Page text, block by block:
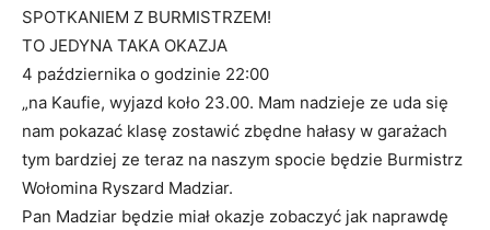
SPOTKANIEM Z BURMISTRZEM!
TO JEDYNA TAKA OKAZJA
4 października o godzinie 22:00
„na Kaufie, wyjazd koło 23.00. Mam nadzieje ze uda się
nam pokazać klasę zostawić zbędne hałasy w garażach
tym bardziej ze teraz na naszym spocie będzie Burmistrz
Wołomina Ryszard Madziar.
Pan Madziar będzie miał okazje zobaczyć jak naprawdę